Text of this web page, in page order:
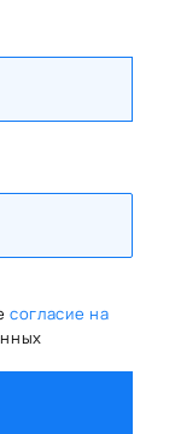
согласие на